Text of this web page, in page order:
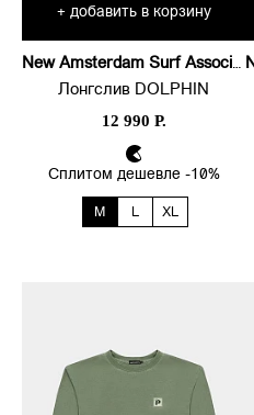
+ добавить в корзину
New Amsterdam Surf Association
Лонгслив DOLPHIN
12 990 Р.
Сплитом дешевле -10%
M L XL